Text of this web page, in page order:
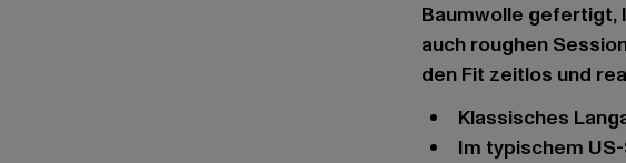
Baumwolle gefertigt,
auch roughen
den Fit zeitlos und
Klassisches
Im typischem